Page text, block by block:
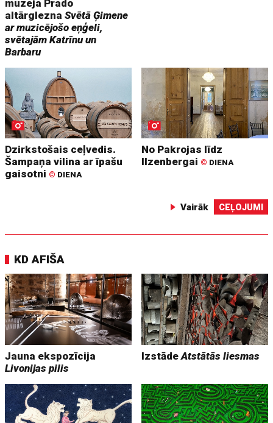
muzeja Prado
altārgleznaSvētā Ģimene
ar muzicējošo eņģeli,
svētajām Katrīnu un
Barbaru
Dzirkstošais ceļvedis.
Šampaņa vilina ar īpašu
gaisotni © DIENA
No Pakrojas līdz
Ilzenbergai © DIENA
Vairāk CEĻOJUMI
KD AFIŠA
Jauna ekspozīcija
Livonijas pilis
IzstādeAtstātās liesmas